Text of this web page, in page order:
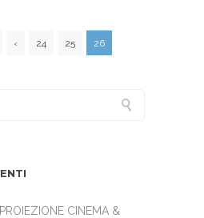
‹ 24 25 26
CINEMA &